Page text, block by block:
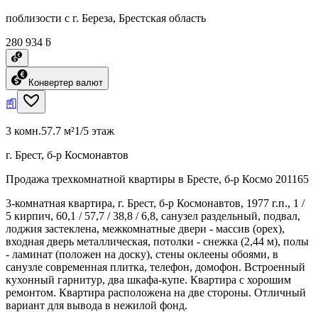
поблизости с г. Береза, Брестская область
280 934 ƃ
Конвертер валют
3 комн.57.7 м²1/5 этаж
г. Брест, б-р Космонавтов
Продажа трехкомнатной квартиры в Бресте, б-р Космо 201165
3-комнатная квартира, г. Брест, б-р Космонавтов, 1977 г.п., 1 /
5 кирпич, 60,1 / 57,7 / 38,8 / 6,8, санузел раздельный, подвал,
лоджия застеклена, межкомнатные двери - массив (орех),
входная дверь металлическая, потолки - снежка (2,44 м), полы
- ламинат (положен на доску), стены оклеены обоями, в
санузле современная плитка, телефон, домофон. Встроенный
кухонный гарнитур, два шкафа-купе. Квартира с хорошим
ремонтом. Квартира расположена на две стороны. Отличный
вариант для вывода в нежилой фонд.